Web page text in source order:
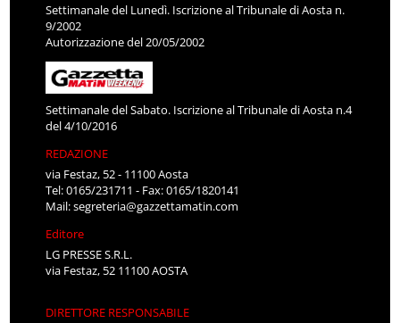
Settimanale del Lunedì. Iscrizione al Tribunale di Aosta n.
9/2002
Autorizzazione del 20/05/2002
Settimanale del Sabato. Iscrizione al Tribunale di Aosta n.4
del 4/10/2016
REDAZIONE
via Festaz, 52 - 11100 Aosta
Tel: 0165/231711 - Fax: 0165/1820141
Mail:segreteria@gazzettamatin.com
Editore
LG PRESSE S.R.L.
via Festaz, 52 11100 AOSTA
DIRETTORE RESPONSABILE